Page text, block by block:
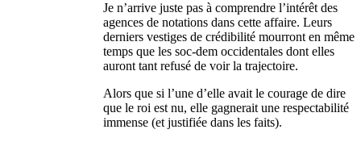
Je n’arrive juste pas à comprendre l’intérêt des
agences de notations dans cette affaire. Leurs
derniers vestiges de crédibilité mourront en même
temps que les soc-dem occidentales dont elles
auront tant refusé de voir la trajectoire.
Alors que si l’une d’elle avait le courage de dire
que le roi est nu, elle gagnerait une respectabilité
immense (et justifiée dans les faits).